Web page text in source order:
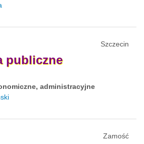
Szczecin
publiczne
administracyjne
Zamość